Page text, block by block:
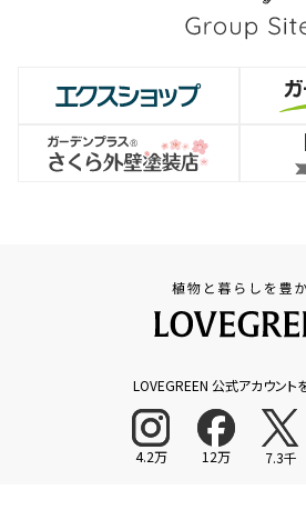
LOVEGREEN 公式アカウント
4.2万 12万 7.3千